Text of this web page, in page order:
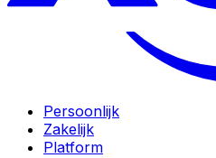
Persoonlijk
Zakelijk
Platform